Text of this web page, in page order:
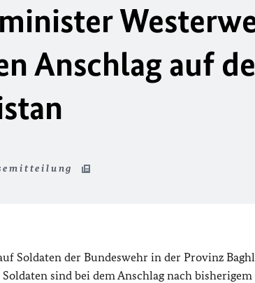
Anschlag auf
Soldaten der Bundeswehr in der Provinz
sind bei dem Anschlag nach